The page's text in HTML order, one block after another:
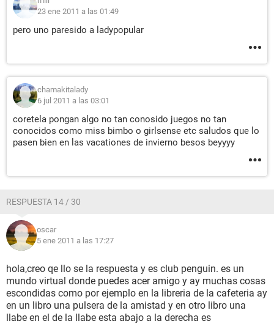
23 ene 2011 a las 01:49
pero uno paresido a ladypopular
chamakitalady
6 jul 2011 a las 03:01
coretela pongan algo no tan conosido juegos no tan
conocidos como miss bimbo o girlsense etc saludos que lo
pasen bien en las vacationes de invierno besos beyyyy
RESPUESTA 14 / 30
oscar
5 ene 2011 a las 17:27
hola,creo qe llo se la respuesta y es club penguin. es un
mundo virtual donde puedes acer amigo y ay muchas cosas
escondidas como por ejemplo en la libreria de la cafeteria ay
en un libro una pulsera de la amistad y en otro libro una
llabe en el de la llabe esta abajo a la derecha es